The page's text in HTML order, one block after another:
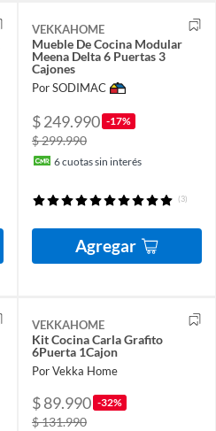
VEKKAHOME
Mueble De Cocina Modular
Meena Delta 6 Puertas 3
Cajones
Por SODIMAC
$ 249.990 -17%
$ 299.990
6cuotas sin interés
(3)
Agregar
VEKKAHOME
Kit Cocina Carla Grafito
6Puerta 1Cajon
Por Vekka Home
$ 89.990 -32%
$ 131.990